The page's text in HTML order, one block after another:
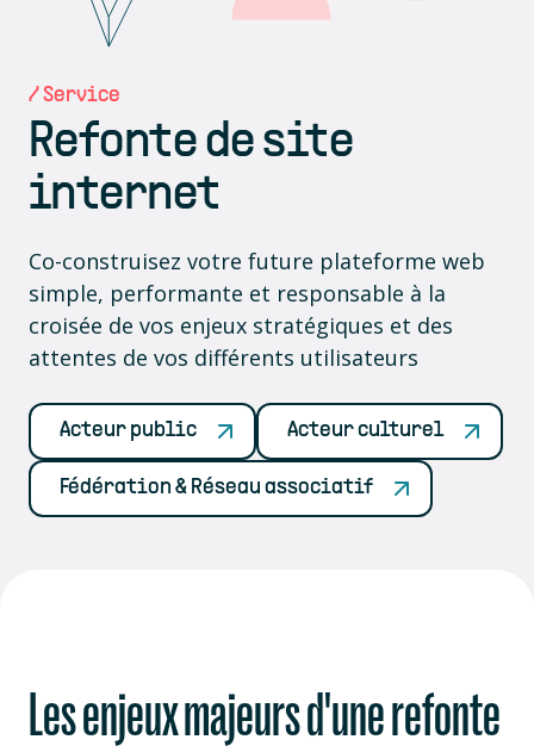
/ Service
Refonte de site
internet
Co-construisez votre future plateforme web
simple, performante et responsable à la
croisée de vos enjeux stratégiques et des
attentes de vos différents utilisateurs
Acteur public Acteur culturel
Fédération & Réseau associatif
Les enjeux majeurs d'une refonte